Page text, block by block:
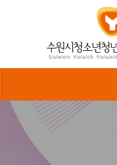
청
소
년
년
재
단